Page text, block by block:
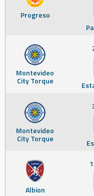
Progreso
Montevideo
City Torque
Montevideo
City Torque
Albion